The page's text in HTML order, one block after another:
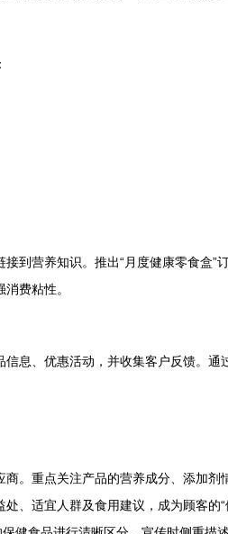
到营养知识。推出“月度健康零食盒
费粘性。
息、优惠活动，并收集客户反馈。
。重点关注产品的营养成分、添加
、适宜人群及食用建议，成为顾客的“